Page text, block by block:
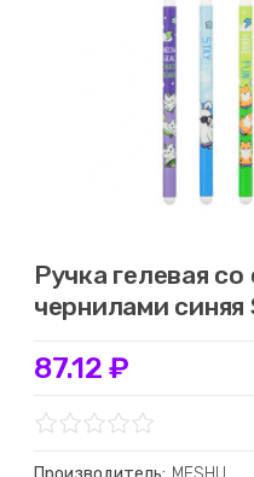
Ручка гелевая
чернилами
87.12 ₽